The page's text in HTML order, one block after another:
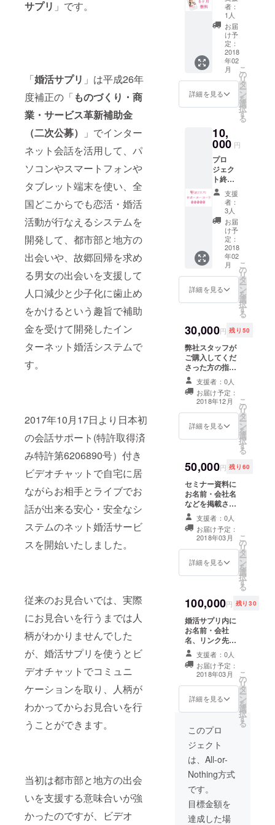
サプリ 」です。
「婚活サプリ 」は平成26年
度補正の「ものづくり・商
業・サービス革新補助金
（二次公募）
」でインター
ネット会話を活用して、パ
ソコンやスマートフォンや
タブレット端末を使い、全
国どこからでも恋活・婚活
活動が行なえるシステムを
開発して、都市部と地方の
出会いや、故郷回帰を求め
る男女の出会いを支援して
人口減少と少子化に歯止め
をかけるという趣旨で補助
金を受けて開発したイン
ターネット婚活システムで
す。
2017年10月17日より日本初
の会話サポート(特許取得済
み特許第6206890号）付き
ビデオチャットで自宅に居
ながらお相手とライブでお
話が出来る安心・安全なシ
ステムのネット婚活サービ
スを開始いたしました。
従来のお見合いでは、実際
にお見合いを行うまでは人
柄がわかりませんでした
が、婚活サプリを使うとビ
デオチャットでコミュニ
ケーションを取り、人柄が
わかってからお見合いを行
うことができます。
当初は都市部と地方の出会
いを支援する意味合いが強
かったのですが、ビデオ
やボードに
書いた文を
見せる事で
意思の疎通
ができま
す。イン
ターネット
が繋がれば
がら会話が
楽しめま
す。遠距離
のお相手と
でも距離を
感じさせな
い手軽さ。
この写真や
プロフィー
ルだけでは
無い、人柄
システムを
方の婚活支
援を行いた
いと考えて
います。ご
支援よろし
くお願い致
します。
内に記
載して
います
申し込
み方法
に沿っ
てお申
し込み
くださ
い。
ロジェ
クト終
了後に
メール
にてご
連絡い
たしま
す。 ※
既婚者
の方が
申し込
んだ場
「パー
トナー
ID発
行」に
変更さ
せて頂
きま
す。
者：
1人
お届
け予
定：
2018
年02
月
詳細を見る
こ
の
リ
タ
ー
ン
を
選
択
す
る
10,
000 円
プロ
ジェク
ト終了
後に
メール
にて
「サ
ポー
ター
コー
ド」の
登録方
法のご
連絡を
致しま
す。 サ
ター様
の紹介
で入会
された
方の月
の一部
（20%
）を受
けとる
ことが
支援
者：
3人
お届
け予
定：
2018
年02
月
詳細を見る
こ
の
リ
タ
ー
ン
を
選
択
す
る
30,000円 残り50
弊社スタッフが
ご購入してくだ
さった方の指定
の場所へ訪問
し、「婚活ノウ
ハウ」や「婚活
サプリの活用方
法」などをお話
に行きます。 ※
絡いたします。
※申し訳ございま
せんが別途交通
費が発生いたし
ます。
支援者：0人
お届け予定：
2018年12月
詳細を見る
こ
の
リ
タ
ー
ン
を
選
択
す
る
50,000円 残り60
セミナー資料に
お名前・会社名
などを掲載させ
て頂きます。 プ
ロジェクト終了
後に記載名など
メールにてご連
絡させて頂きま
す。 また、掲載
支援者：0人
お届け予定：
2018年03月
詳細を見る
こ
の
リ
タ
ー
ン
を
選
択
す
る
100,000円 残り30
婚活サプリ内に
お名前・会社
名、リンク先を
掲載いたしま
す。 プロジェク
ト終了後に記載
名などメールに
てご連絡させて
頂きます。 ま
返信ください。
支援者：0人
お届け予定：
2018年03月
詳細を見る
こ
の
リ
タ
ー
ン
を
選
択
す
る
このプロ
ジェクト
は、All-or-
Nothing方式
です。
目標金額を
達成した場